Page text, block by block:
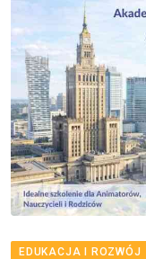
EDUKACJA I ROZWÓJ